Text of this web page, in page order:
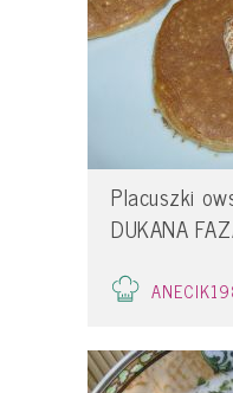
Placuszki
DUKANA